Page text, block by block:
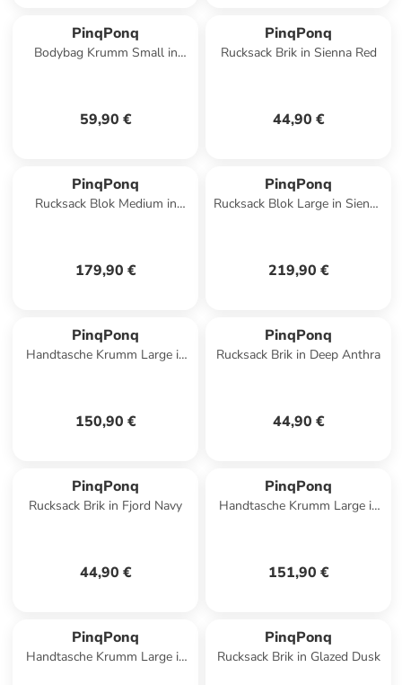
PinqPonq
Bodybag Krumm Small in
59,90 €
PinqPonq
Rucksack Brik in Sienna Red
44,90 €
PinqPonq
Rucksack Blok Medium in
179,90 €
PinqPonq
Rucksack Blok Large in Sienna
219,90 €
PinqPonq
Handtasche Krumm Large in
150,90 €
PinqPonq
Rucksack Brik in Deep Anthra
44,90 €
PinqPonq
Rucksack Brik in Fjord Navy
44,90 €
PinqPonq
Handtasche Krumm Large in
151,90 €
PinqPonq
Handtasche Krumm Large in
PinqPonq
Rucksack Brik in Glazed Dusk